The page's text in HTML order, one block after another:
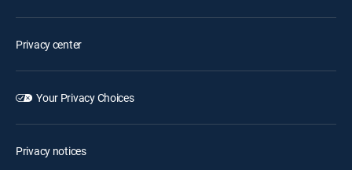
Privacy center
Your Privacy Choices
Privacy notices